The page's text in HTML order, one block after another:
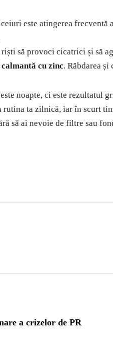
este atingerea
să provoci cicatrici și să
cu zinc. Răbdarea și
noapte, ci este rezultatul
rutina ta zilnică, iar în scurt
să ai nevoie de filtre sau
a crizelor de PR